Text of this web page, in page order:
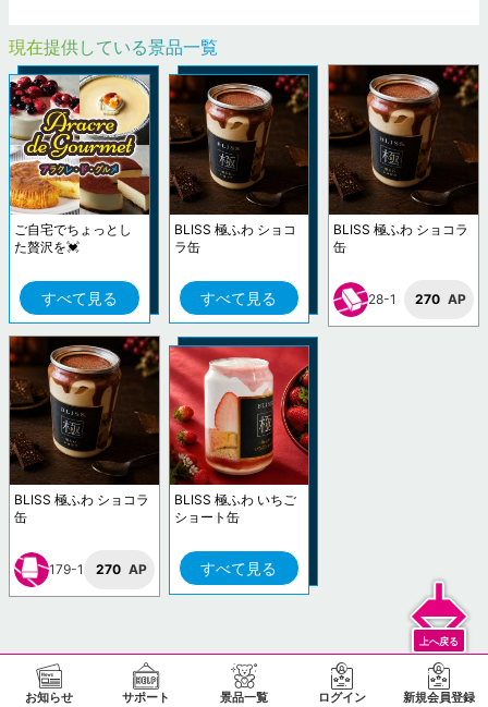
お知らせ サポート 景品一覧 ログイン 新規会員登録
現在提供している景品一覧
ご自宅でちょっとし
た贅沢を💓
すべて見る
BLISS 極ふわ ショコ
ラ缶
すべて見る
BLISS 極ふわ ショコラ
缶
28-1 270 AP
BLISS 極ふわ ショコラ
缶
179-1 270 AP
BLISS 極ふわ いちご
ショート缶
すべて見る